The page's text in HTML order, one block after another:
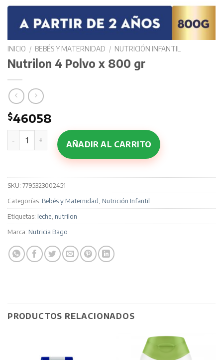
INICIO / BEBÉS Y MATERNIDAD / NUTRICIÓN INFANTIL
Nutrilon 4 Polvo x 800 gr
$46058
Nutrilon 4 Polvo x 800 gr cantidad
AÑADIR AL CARRITO
SKU: 7795323002451
Categorías: Bebés y Maternidad, Nutrición Infantil
Etiquetas: leche, nutrilon
Marca: Nutricia Bago
PRODUCTOS RELACIONADOS